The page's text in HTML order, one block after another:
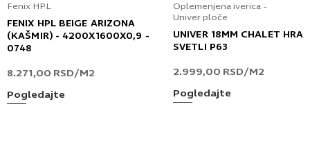
Fenix HPL
FENIX HPL BEIGE ARIZONA
(KAŠMIR) - 4200X1600X0,9 -
0748
8.271,00 RSD/M2
Pogledajte
Oplemenjena iverica -
Univer ploče
UNIVER 18MM CHALET
SVETLI P63
2.999,00 RSD/M2
Pogledajte